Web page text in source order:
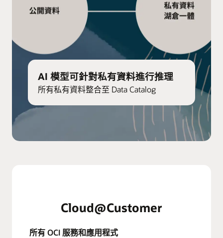
AI 模型可針對私有資料進行推理
所有私有資料整合至 Data Catalog
Cloud@Customer
所有 OCI 服務和應用程式